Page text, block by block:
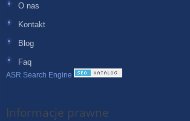
O nas
Kontakt
Blog
Faq
ASR Search Engine
Informacje prawne